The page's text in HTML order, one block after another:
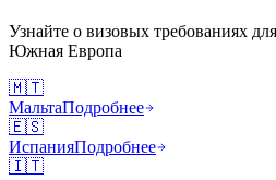
Узнайте о визовых требованиях
Южная Европа
🇲🇹
МальтаПодробнее
🇪🇸
ИспанияПодробнее
🇮🇹